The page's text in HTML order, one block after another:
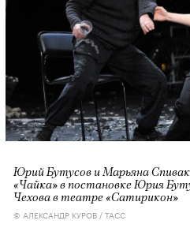
Юрий Бутусов и Марьяна Спивак
«Чайка» в постановке Юрия
Чехова в театре «Сатирикон»
© АЛЕКСАНДР КУРОВ / ТАСС